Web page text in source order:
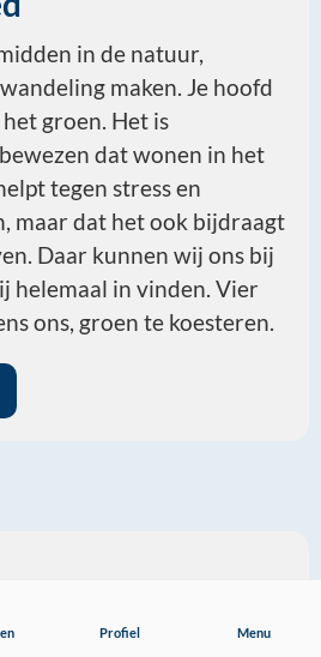
in de natuur,
maken. Je hoofd
groen. Het is
dat wonen in het
tegen stress en
maar dat het ook bijdraagt
Daar kunnen wij ons bij
helemaal in vinden. Vier
ons, groen te koesteren.
Profiel Menu